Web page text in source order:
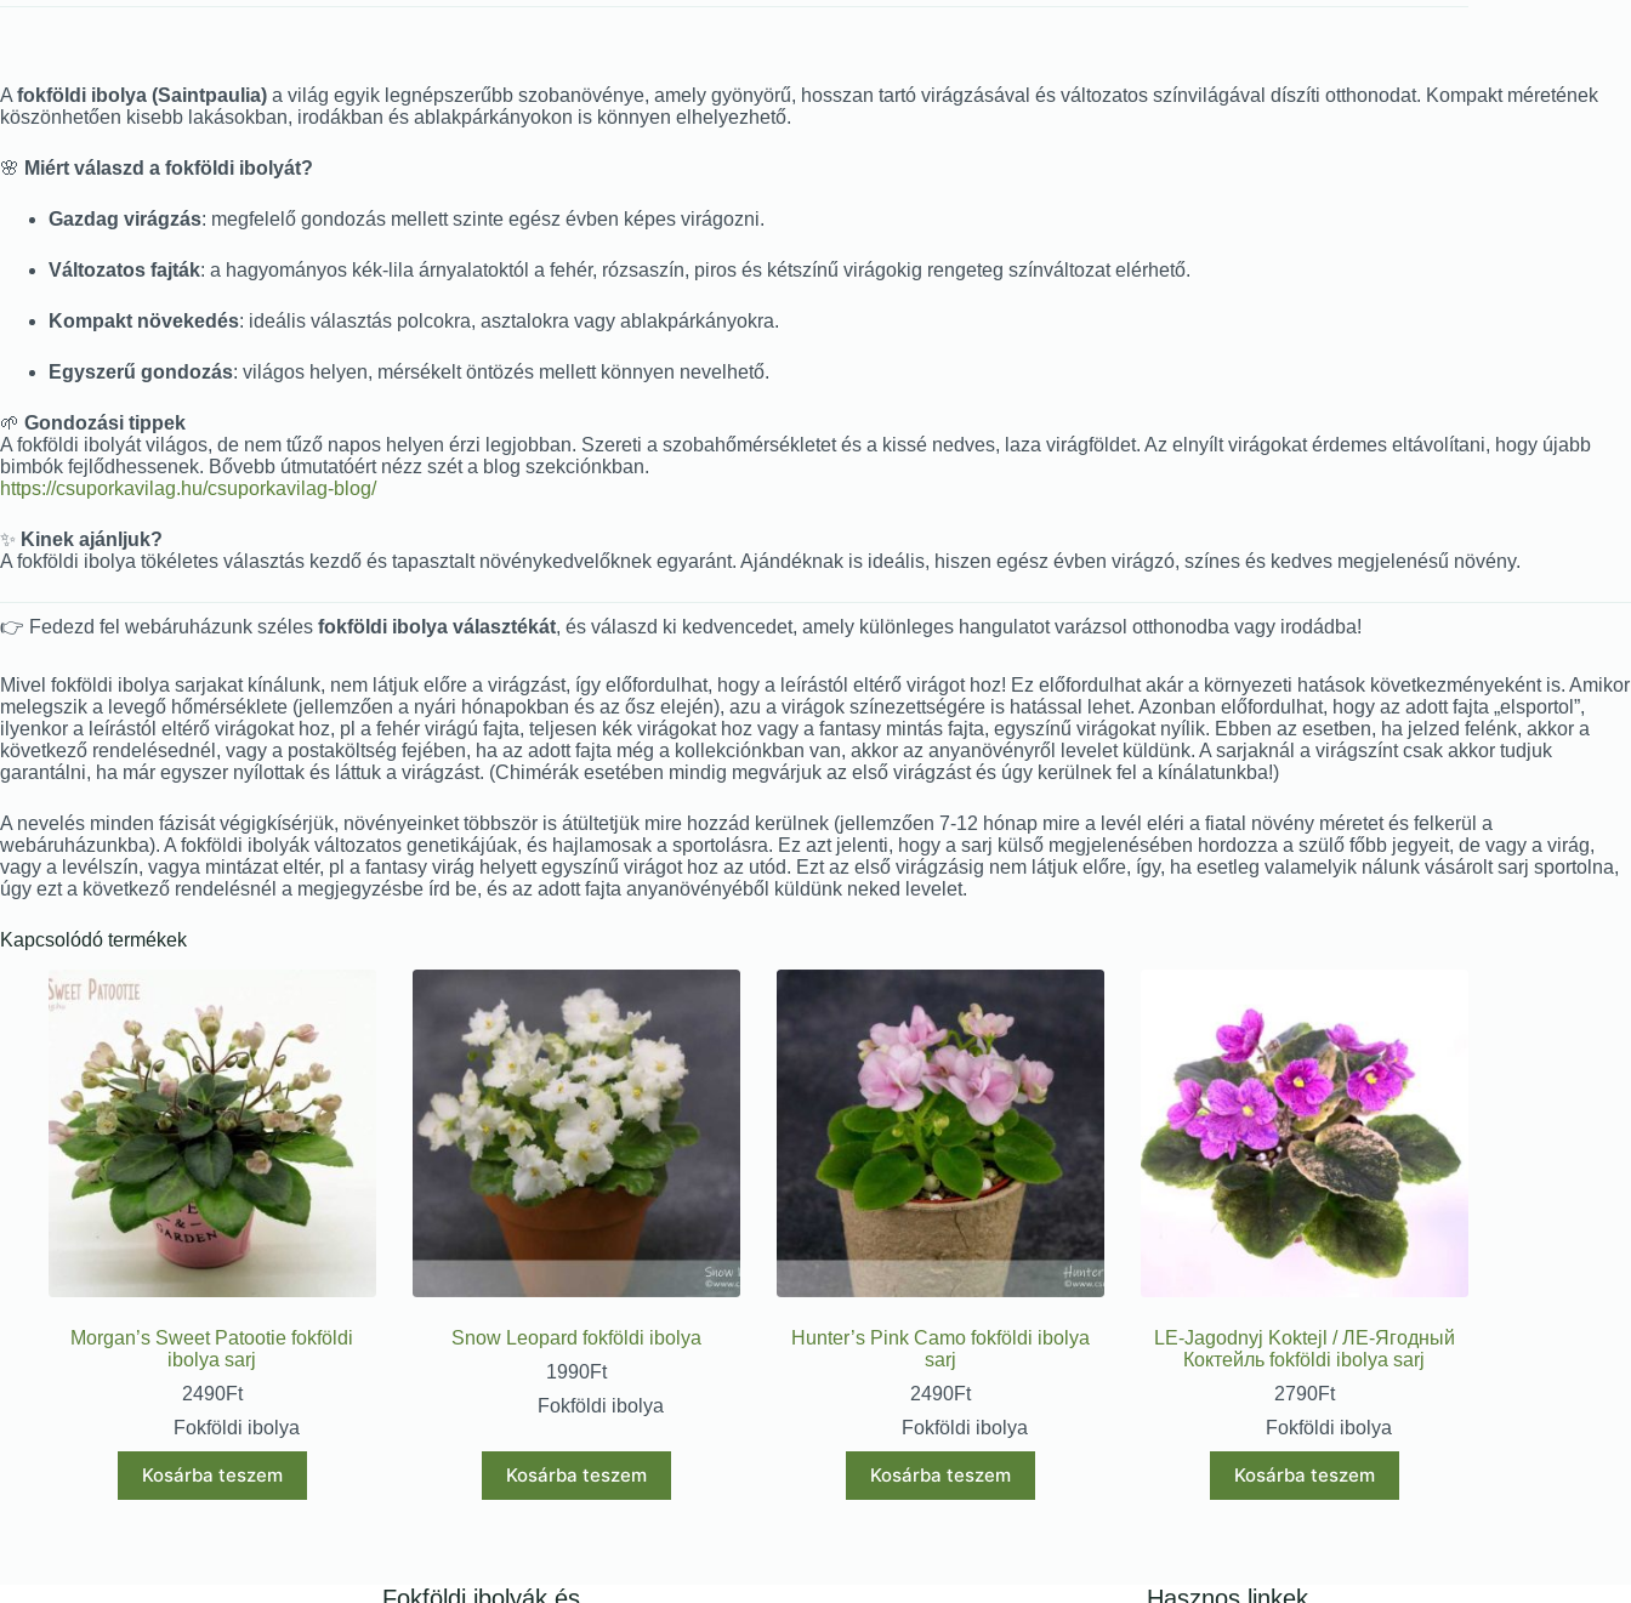
A fokföldi ibolya (Saintpaulia) a világ egyik legnépszerűbb szobanövénye, amely gyönyörű, hosszan tartó virágzásával és változatos színvilágával díszíti otthonodat. Kompakt méretének
köszönhetően kisebb lakásokban, irodákban és ablakpárkányokon is könnyen elhelyezhető.
🌸 Miért válaszd a fokföldi ibolyát?
Gazdag virágzás: megfelelő gondozás mellett szinte egész évben képes virágozni.
Változatos fajták: a hagyományos kék-lila árnyalatoktól a fehér, rózsaszín, piros és kétszínű virágokig rengeteg színváltozat elérhető.
Kompakt növekedés: ideális választás polcokra, asztalokra vagy ablakpárkányokra.
Egyszerű gondozás: világos helyen, mérsékelt öntözés mellett könnyen nevelhető.
🌱 Gondozási tippek
A fokföldi ibolyát világos, de nem tűző napos helyen érzi legjobban. Szereti a szobahőmérsékletet és a kissé nedves, laza virágföldet. Az elnyílt virágokat érdemes eltávolítani, hogy újabb
bimbók fejlődhessenek. Bővebb útmutatóért nézz szét a blog szekciónkban.
https://csuporkavilag.hu/csuporkavilag-blog/
✨ Kinek ajánljuk?
A fokföldi ibolya tökéletes választás kezdő és tapasztalt növénykedvelőknek egyaránt. Ajándéknak is ideális, hiszen egész évben virágzó, színes és kedves megjelenésű növény.
👉 Fedezd fel webáruházunk széles fokföldi ibolya választékát, és válaszd ki kedvencedet, amely különleges hangulatot varázsol otthonodba vagy irodádba!
Mivel fokföldi ibolya sarjakat kínálunk, nem látjuk előre a virágzást, így előfordulhat, hogy a leírástól eltérő virágot hoz! Ez előfordulhat akár a környezeti hatások következményeként is. Amikor
melegszik a levegő hőmérséklete (jellemzően a nyári hónapokban és az ősz elején), azu a virágok színezettségére is hatással lehet. Azonban előfordulhat, hogy az adott fajta „elsportol”,
ilyenkor a leírástól eltérő virágokat hoz, pl a fehér virágú fajta, teljesen kék virágokat hoz vagy a fantasy mintás fajta, egyszínű virágokat nyílik. Ebben az esetben, ha jelzed felénk, akkor a
következő rendelésednél, vagy a postaköltség fejében, ha az adott fajta még a kollekciónkban van, akkor az anyanövényről levelet küldünk. A sarjaknál a virágszínt csak akkor tudjuk
garantálni, ha már egyszer nyílottak és láttuk a virágzást. (Chimérák esetében mindig megvárjuk az első virágzást és úgy kerülnek fel a kínálatunkba!)
A nevelés minden fázisát végigkísérjük, növényeinket többször is átültetjük mire hozzád kerülnek (jellemzően 7-12 hónap mire a levél eléri a fiatal növény méretet és felkerül a
webáruházunkba). A fokföldi ibolyák változatos genetikájúak, és hajlamosak a sportolásra. Ez azt jelenti, hogy a sarj külső megjelenésében hordozza a szülő főbb jegyeit, de vagy a virág,
vagy a levélszín, vagya mintázat eltér, pl a fantasy virág helyett egyszínű virágot hoz az utód. Ezt az első virágzásig nem látjuk előre, így, ha esetleg valamelyik nálunk vásárolt sarj sportolna,
úgy ezt a következő rendelésnél a megjegyzésbe írd be, és az adott fajta anyanövényéből küldünk neked levelet.
Kapcsolódó termékek
Morgan’s Sweet Patootie fokföldi
ibolya sarj
2490Ft
Fokföldi ibolya
Kosárba teszem
Snow Leopard fokföldi ibolya
1990Ft
Fokföldi ibolya
Kosárba teszem
Hunter’s Pink Camo fokföldi ibolya
sarj
2490Ft
Fokföldi ibolya
Kosárba teszem
LE-Jagodnyj Koktejl / ЛЕ-Ягодный
Коктейль fokföldi ibolya sarj
2790Ft
Fokföldi ibolya
Kosárba teszem